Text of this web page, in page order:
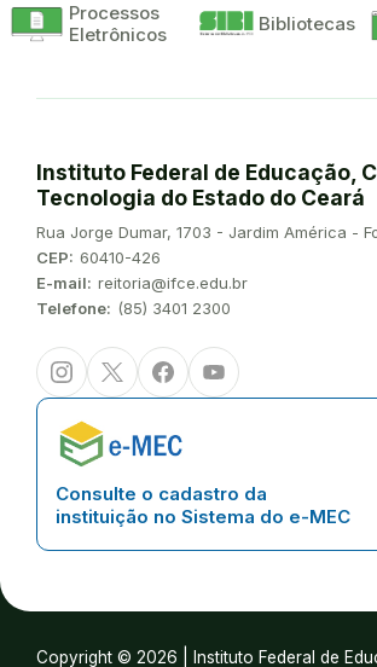
Processos
Eletrônicos
Bibliotecas
Instituto Federal de Educação,
Tecnologia do Estado do Ceará
Endereço:
Rua Jorge Dumar, 1703 - Jardim América -
CEP: 60410-426
E-mail: reitoria@ifce.edu.br
Telefone: (85) 3401 2300
InstagramTwitter/XFacebookYoutube
Consulte o cadastro da
instituição no Sistema do e-MEC
Copyright © 2026 | Instituto Federal de